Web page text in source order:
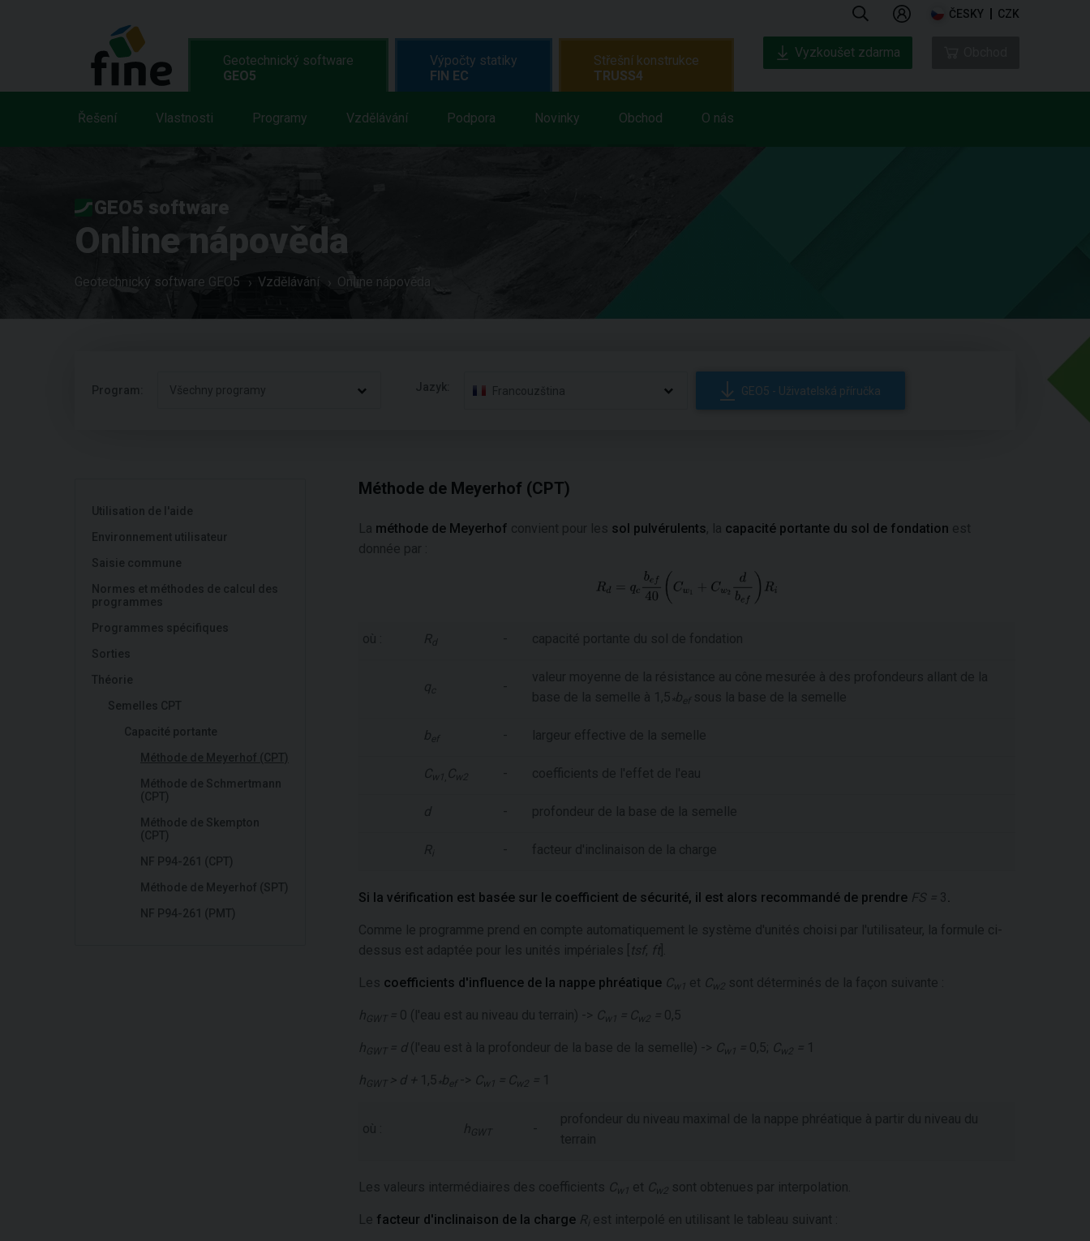
ČESKY CZK
Geotechnický software
GEO5
Řešení Vlastnosti Programy Vzdělávání Podpora Novinky Obchod O nás
Výpočty statiky
FIN EC
Střešní konstrukce
TRUSS4
Vyzkoušet zdarma
GEO5 software
Online nápověda
Geotechnický software GEO5 Vzdělávání Online nápověda
Program: Všechny programy Jazyk: Francouzština GEO5 - Uživatelská příručka
Utilisation de l'aide
Environnement utilisateur
Saisie commune
Normes et méthodes de calcul des
programmes
Programmes spécifiques
Sorties
Théorie
Semelles CPT
Capacité portante
Méthode de Meyerhof (CPT)
Méthode de Schmertmann
(CPT)
Méthode de Skempton
(CPT)
NF P94-261 (CPT)
Méthode de Meyerhof (SPT)
NF P94-261 (PMT)
Méthode de Meyerhof (CPT)
La méthode de Meyerhof convient pour les sol pulvérulents, la capacité portante du sol de fondation est
donnée par :
où : R d - capacité portante du sol de fondation
q -
valeur moyenne de la résistance au cône mesurée à des profondeurs allant de la
base de la semelle à 1,5 bef sous la base de la semelle
bef - largeur effective de la semelle
C w1 C w2 - coefficients de l'effet de l'eau
d - profondeur de la base de la semelle
R - facteur d'inclinaison de la charge
Si la vérification est basée sur le coefficient de sécurité, il est alors recommandé de prendre FS = 3
Comme le programme prend en compte automatiquement le système d'unités choisi par l'utilisateur, la formule ci-
dessus est adaptée pour les unités impériales [ tsf, ft
Les coefficients d'influence de la nappe phréatique Cw1 et Cw2 sont déterminés de la façon suivante :
hGWT 0 (l'eau est au niveau du terrain) -> Cw1 Cw2 0,5
hGWT = d(l'eau est à la profondeur de la base de la semelle) -> Cw1 0,5; Cw2 1
hGWT > d + 1,5 bef -> Cw1 Cw2 1
où : h GWT -
profondeur du niveau maximal de la nappe phréatique à partir du niveau du
terrain
Les valeurs intermédiaires des coefficients Cw1 et Cw2 sont obtenues par interpolation.
Le facteur d'inclinaison de la charge Ri est interpolé en utilisant le tableau suivant :